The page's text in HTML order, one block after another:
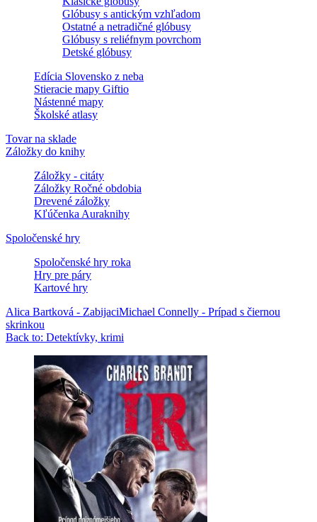
Glóbusy s antickým vzhľadom
Ostatné a netradičné glóbusy
Glóbusy s reliéfnym povrchom
Detské glóbusy
Edícia Slovensko z neba
Stieracie mapy Giftio
Nástenné mapy
Školské atlasy
Tovar na sklade
Záložky do knihy
Záložky - citáty
Záložky Ročné obdobia
Drevené záložky
Kľúčenka Auraknihy
Spoločenské hry
Spoločenské hry roka
Hry pre páry
Kartové hry
Alica Bartková - ZabijaciMichael Connelly - Prípad s čiernou
skrinkou
Back to: Detektívky, krimi